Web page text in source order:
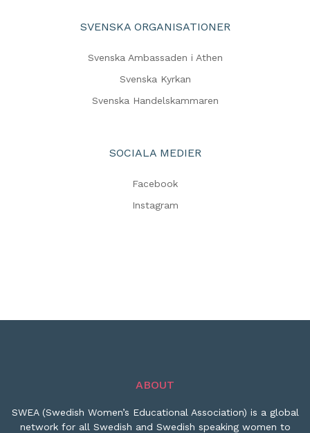
SVENSKA ORGANISATIONER
Svenska Ambassaden i Athen
Svenska Kyrkan
Svenska Handelskammaren
SOCIALA MEDIER
Facebook
Instagram
ABOUT
SWEA (Swedish Women’s Educational Association) is a global
network for all Swedish and Swedish speaking women to